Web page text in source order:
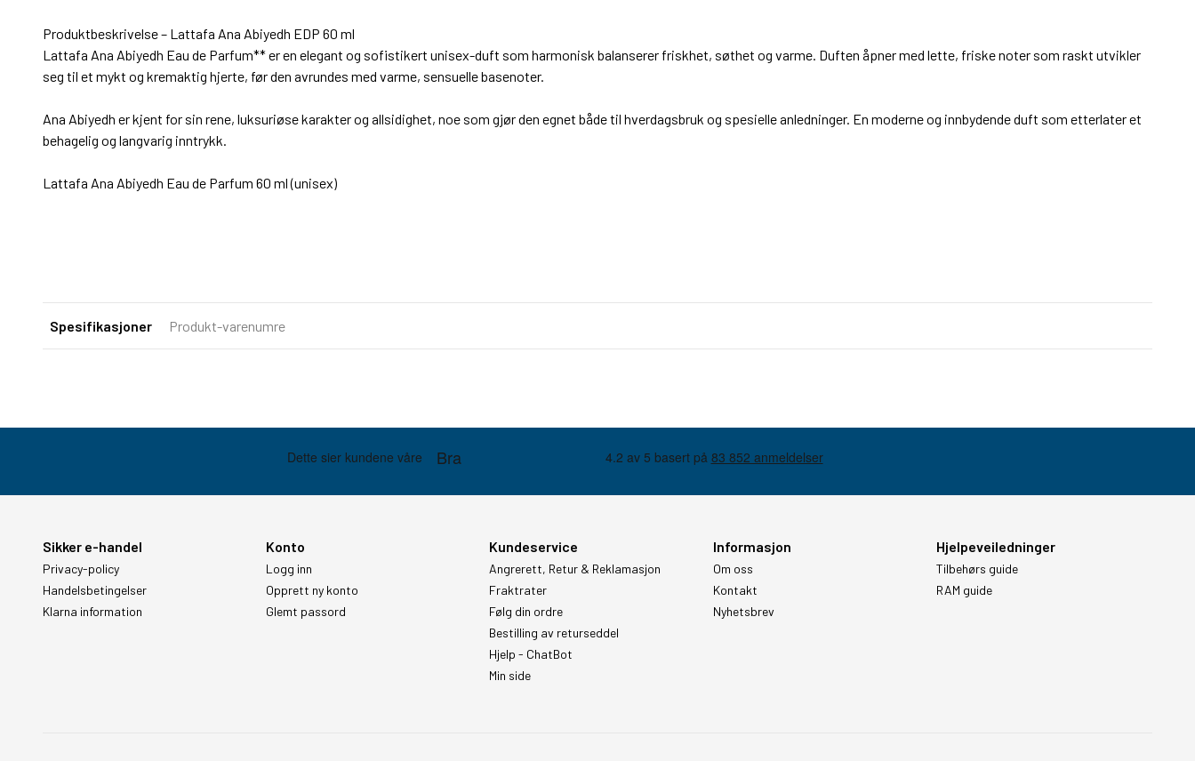
Produktbeskrivelse – Lattafa Ana Abiyedh EDP 60 ml
Lattafa Ana Abiyedh Eau de Parfum** er en elegant og sofistikert unisex-duft som harmonisk balanserer friskhet, søthet og varme. Duften åpner med lette, friske noter som raskt utvikler
seg til et mykt og kremaktig hjerte, før den avrundes med varme, sensuelle basenoter.
Ana Abiyedh er kjent for sin rene, luksuriøse karakter og allsidighet, noe som gjør den egnet både til hverdagsbruk og spesielle anledninger. En moderne og innbydende duft som etterlater et
behagelig og langvarig inntrykk.
Lattafa Ana Abiyedh Eau de Parfum 60 ml (unisex)
Spesifikasjoner Produkt-varenumre
Sikker e-handel
Privacy-policy
Handelsbetingelser
Klarna information
Konto
Logg inn
Opprett ny konto
Glemt passord
Kundeservice
Angrerett, Retur & Reklamasjon
Fraktrater
Følg din ordre
Bestilling av returseddel
Hjelp - ChatBot
Min side
Informasjon
Om oss
Kontakt
Nyhetsbrev
Hjelpeveiledninger
Tilbehørs guide
RAM guide